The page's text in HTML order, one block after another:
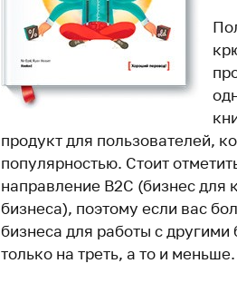
продукт для пользователей,
популярностью. Стоит
направление B2C (бизнес для
бизнеса), поэтому если вас
бизнеса для работы с
только на треть, а то и меньше.